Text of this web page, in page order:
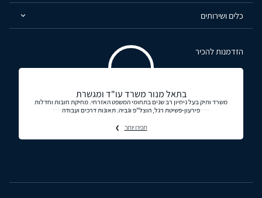
כלים ושירותים
הזדמנות להכיר
בתאל מנור משרד עו"ד ומגשרת
משרד ותיק בעל ניסיון רב שנים בתחומי המשפט האזרחי. מחיקת חובות וחדלות
פירעון-פשיטת רגל, הוצל"פ וגביה. תאונות דרכים ועבודה
תכירו יותר